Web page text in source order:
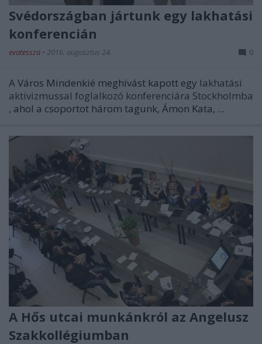
Svédországban jártunk egy lakhatási
konferencián
evatessza • 2016. augusztus 24. 0
A Város Mindenkié meghívást kapott egy lakhatási
aktivizmussal foglalkozó konferenciára Stockholmba
, ahol a csoportot három tagunk, Ámon Kata, ...
A Hős utcai munkánkról az Angelusz
Szakkollégiumban